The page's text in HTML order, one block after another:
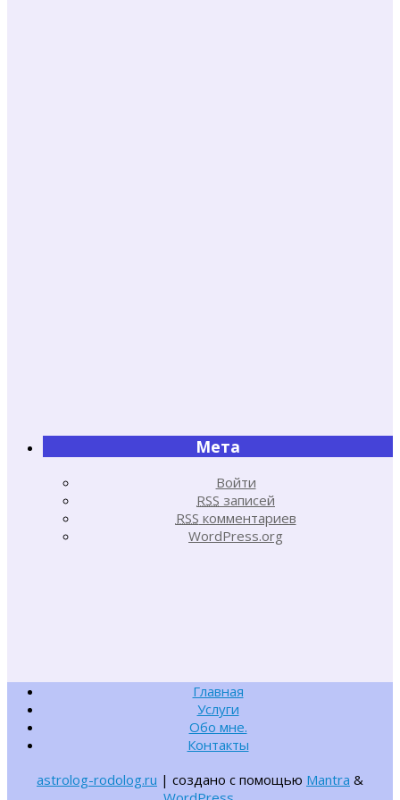
Мета
Войти
RSS записей
RSS комментариев
WordPress.org
Главная
Услуги
Обо мне.
Контакты
astrolog-rodolog.ru | создано с помощью Mantra &